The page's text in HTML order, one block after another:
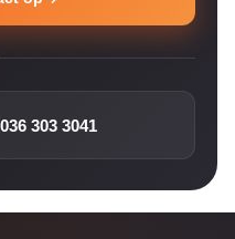
036 303 3041